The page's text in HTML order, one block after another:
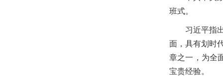
班式。
习近平指
面，具有划时
章之一，为全
宝贵经验。